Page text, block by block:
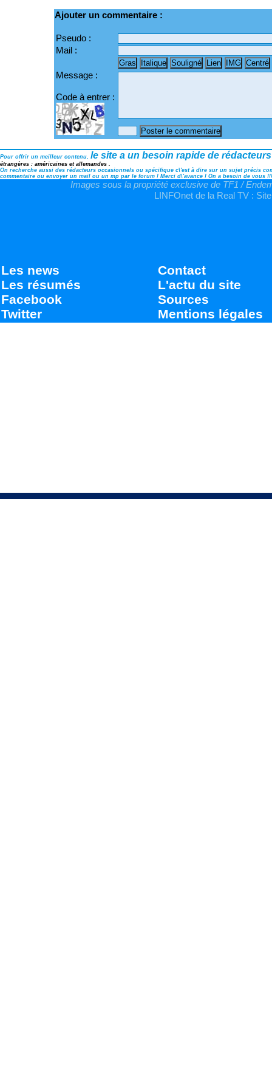
Ajouter un commentaire :
Pseudo :
Mail :
Message :
Code à entrer :
Pour offrir un meilleur contenu, le site a un besoin rapide de rédacteurs
étrangères : américaines et allemandes .
On recherche aussi des rédacteurs occasionnels ou spécifique c\'est à dire sur un sujet précis
commentaire ou envoyer un mail ou un mp par le forum ! Merci d\'avance ! On a besoin de vous !!!
Images sous la propriété exclusive de TF1 /
LINFOnet de la Real TV :
Les news
Les résumés
Facebook
Twitter
Contact
L'actu du site
Sources
Mentions légales